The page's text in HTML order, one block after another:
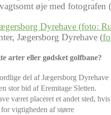
øje med fotografen (
Jægersborg Dyrehave (
arter eller gødsket golfbane?
del af Jægersborg Dyrehave
stor bid af Eremitage Sletten.
været placeret et andet sted, hvis
vigtigheden af større